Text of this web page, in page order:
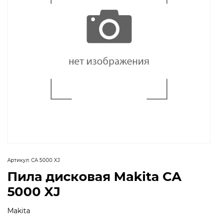
Артикул: CA 5000 XJ
Пила дисковая Makita CA
5000 XJ
Makita